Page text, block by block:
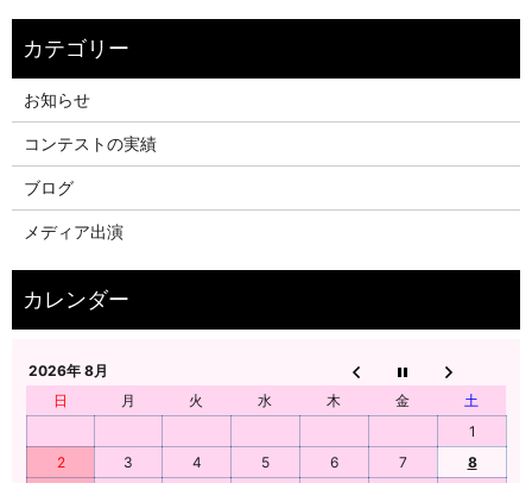
お知らせ
コンテストの実績
ブログ
メディア出演
2026年 8月
日
月 火 水 木 金
土
1
2
3 4 5 6 7
8